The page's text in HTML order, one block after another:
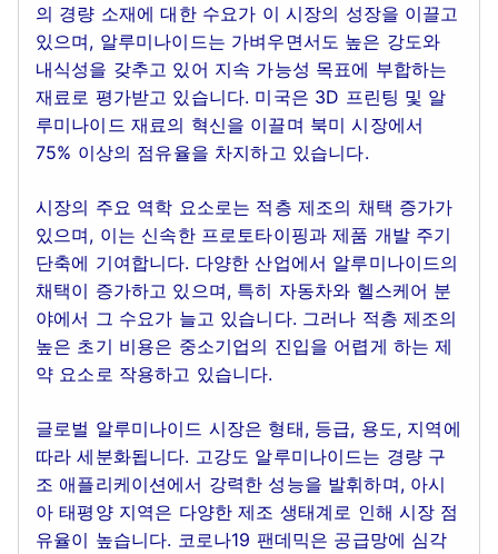
의 경량 소재에 대한 수요가 이 시장의 성장을 이끌고
있으며, 알루미나이드는 가벼우면서도 높은 강도와
내식성을 갖추고 있어 지속 가능성 목표에 부합하는
재료로 평가받고 있습니다. 미국은 3D 프린팅 및 알
루미나이드 재료의 혁신을 이끌며 북미 시장에서
75% 이상의 점유율을 차지하고 있습니다.
시장의 주요 역학 요소로는 적층 제조의 채택 증가가
있으며, 이는 신속한 프로토타이핑과 제품 개발 주기
단축에 기여합니다. 다양한 산업에서 알루미나이드의
채택이 증가하고 있으며, 특히 자동차와 헬스케어 분
야에서 그 수요가 늘고 있습니다. 그러나 적층 제조의
높은 초기 비용은 중소기업의 진입을 어렵게 하는 제
약 요소로 작용하고 있습니다.
글로벌 알루미나이드 시장은 형태, 등급, 용도, 지역에
따라 세분화됩니다. 고강도 알루미나이드는 경량 구
조 애플리케이션에서 강력한 성능을 발휘하며, 아시
아 태평양 지역은 다양한 제조 생태계로 인해 시장 점
유율이 높습니다. 코로나19 팬데믹은 공급망에 심각